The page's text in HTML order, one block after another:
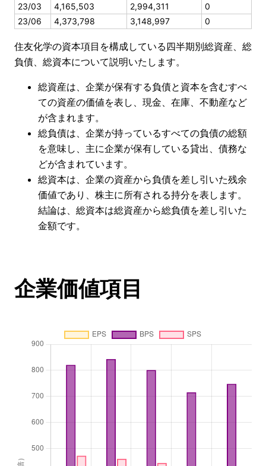
23/03
4,165,503 2,994,311
0
23/06
4,373,798 3,148,997 0
住友化学の資本項目を構成している四半期別総資産、総
負債、総資本について説明いたします。
総資産は、企業が保有する負債と資本を含むすべ
ての資産の価値を表し、現金、在庫、不動産など
が含まれます。
総負債は、企業が持っているすべての負債の総額
を意味し、主に企業が保有している貸出、債務な
どが含まれています。
総資本は、企業の資産から負債を差し引いた残余
価値であり、株主に所有される持分を表します。
結論は、総資本は総資産から総負債を差し引いた
金額です。
企業価値項目